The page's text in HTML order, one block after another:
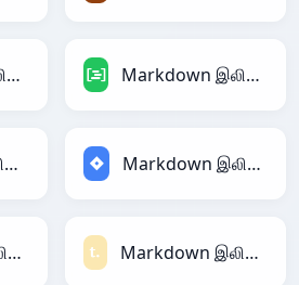
Markdown இலிருந்து YAML Markdown இலிருந்து DAX
Markdown இலிருந்து Firebase Markdown இலிருந்து Jira
Markdown இலிருந்து Qlik Markdown இலிருந்து Textile